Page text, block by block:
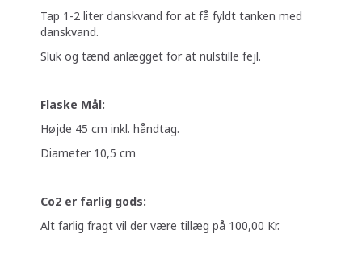
Tap 1-2 liter danskvand for at få fyldt tanken med
danskvand.
Sluk og tænd anlægget for at nulstille fejl.
Flaske Mål:
Højde 45 cm inkl. håndtag.
Diameter 10,5 cm
Co2 er farlig gods:
Alt farlig fragt vil der være tillæg på 100,00 Kr.